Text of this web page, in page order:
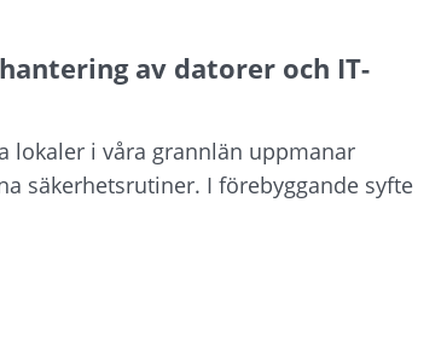
av datorer och IT-
lokaler i våra grannlän uppmanar
säkerhetsrutiner. I förebyggande syfte